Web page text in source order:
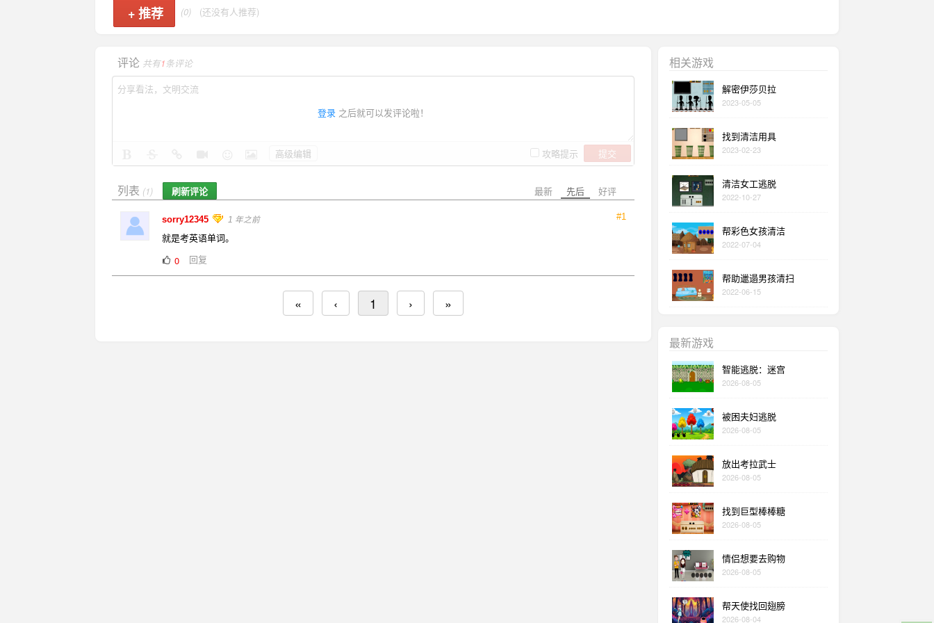
+ 推荐 (0) (还没有人推荐)
评论 共有1条评论
登录 之后就可以发评论啦！
攻略提示 提交
高级编辑
最新 先后 好评
列表 (1) 刷新评论
#1
sorry12345 1 年之前
就是考英语单词。
0
回复
« ‹ 1 › »
相关游戏
解密伊莎贝拉
2023-05-05
找到清洁用具
2023-02-23
清洁女工逃脱
2022-10-27
帮彩色女孩清洁
2022-07-04
帮助邋遢男孩清扫
2022-06-15
最新游戏
智能逃脱：迷宫
2026-08-05
被困夫妇逃脱
2026-08-05
放出考拉武士
2026-08-05
找到巨型棒棒糖
2026-08-05
情侣想要去购物
2026-08-05
帮天使找回翅膀
2026-08-04